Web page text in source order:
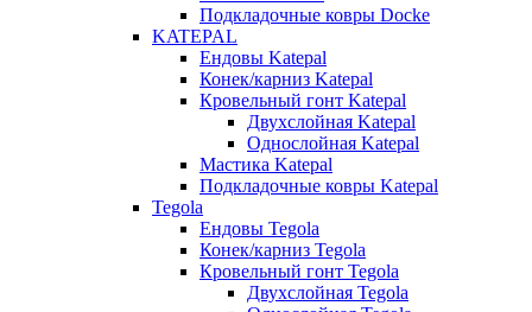
Подкладочные ковры Docke
KATEPAL
Ендовы Katepal
Конек/карниз Katepal
Кровельный гонт Katepal
Двухслойная Katepal
Однослойная Katepal
Мастика Katepal
Подкладочные ковры Katepal
Tegola
Ендовы Tegola
Конек/карниз Tegola
Кровельный гонт Tegola
Двухслойная Tegola